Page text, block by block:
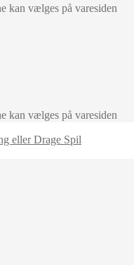
kan vælges på varesiden
kan vælges på varesiden
eller Drage Spil